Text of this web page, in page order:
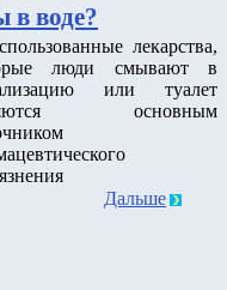
в воде?
лекарства,
люди смывают в
или туалет
основным
Дальше